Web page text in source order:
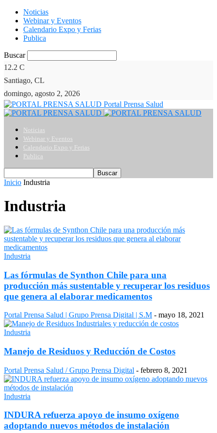
Noticias
Webinar y Eventos
Calendario Expo y Ferias
Publica
Buscar
12.2 C
Santiago, CL
domingo, agosto 2, 2026
Portal Prensa Salud
Noticias
Webinar y Eventos
Calendario Expo y Ferias
Publica
Inicio Industria
Industria
Industria
Las fórmulas de Synthon Chile para una
producción más sustentable y recuperar los residuos
que genera al elaborar medicamentos
Portal Prensa Salud | Grupo Prensa Digital | S.M - mayo 18, 2021
Industria
Manejo de Residuos y Reducción de Costos
Portal Prensa Salud / Grupo Prensa Digital - febrero 8, 2021
Industria
INDURA refuerza apoyo de insumo oxígeno
adoptando nuevos métodos de instalación